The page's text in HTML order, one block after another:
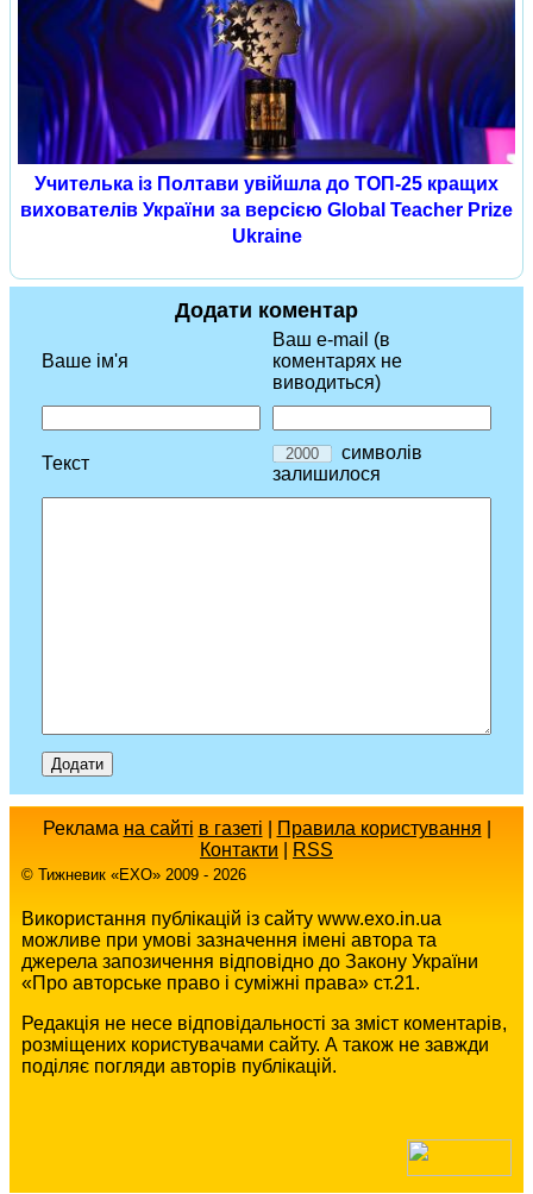
Учителька із Полтави увійшла до ТОП-25 кращих
вихователів України за версією Global Teacher Prize
Ukraine
Додати коментар
Ваше ім'я
Ваш e-mail (в
коментарях не
виводиться)
Текст
символів
залишилося
Реклама на сайті в газеті Правила користування
Контакти
RSS
© Тижневик «EХO» 2009 - 2026
Використання публікацій із сайту www.exo.in.ua
можливе при умові зазначення імені автора та
джерела запозичення відповідно до Закону України
«Про авторське право і суміжні права» ст.21.
Редакція не несе відповідальності за зміст коментарів,
розміщених користувачами сайту. А також не завжди
поділяє погляди авторів публікацій.